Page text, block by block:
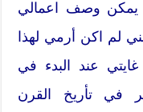
” يمكن وصف اعمالي
لم اكن أرمي لهذا
عند البدء في
في تأريخ القرن